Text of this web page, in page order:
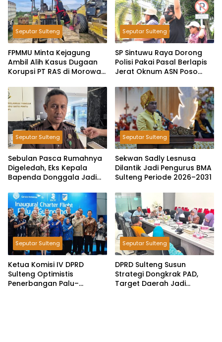
Seputar Sulteng
FPMMU Minta Kejagung
Ambil Alih Kasus Dugaan
Korupsi PT RAS di Morowali
Seputar Sulteng
SP Sintuwu Raya Dorong
Polisi Pakai Pasal Berlapis
Jerat Oknum ASN Poso
Seksual Kakak Beradik
Seputar Sulteng
Sebulan Pasca Rumahnya
Digeledah, Eks Kepala
Bapenda Donggala Jadi
Pemungutan Pajak
Pertambangan
Seputar Sulteng
Sekwan Sadly Lesnusa
Dilantik Jadi Pengurus BMA
Sulteng Periode 2026–2031
Seputar Sulteng
Ketua Komisi IV DPRD
Sulteng Optimistis
Penerbangan Palu–
Seputar Sulteng
DPRD Sulteng Susun
Strategi Dongkrak PAD,
Target Daerah Jadi